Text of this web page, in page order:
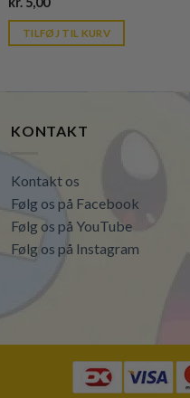
is:
kr. 39,95.
TILFØJ TIL KURV
KONTAKT
Kontakt os
Følg os på Facebook
Følg os på YouTube
Følg os på Instagram